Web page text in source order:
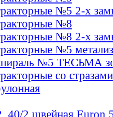
№5 2-х
№8
№8 2-х
№5
№5 ТЕСЬМА
со стразами
40/2 швейная Euron